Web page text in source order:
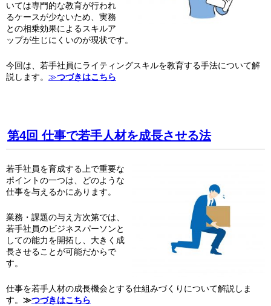
いては専門的な教育が行われ
るケースが少ないため、実務
との相乗効果によるスキルア
ップが生じにくいのが現状です。
今回は、若手社員にライティングスキルを教育する手法について解
説します。 ≫つづきはこちら
第4回 仕事で若手人材を成長させる法
若手社員を育成する上で重要な
ポイントの一つは、どのような
仕事を与えるかにあります。
業務・課題の与え方次第では、
若手社員のビジネスパーソンと
しての能力を開拓し、大きく成
長させることが可能だからで
す。
仕事を若手人材の成長機会とする仕組みづくりについて解説しま
す。 ≫つづきはこちら